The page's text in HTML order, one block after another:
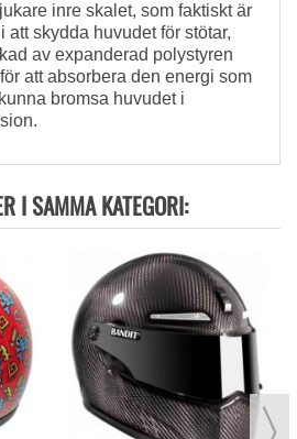
inre skalet, som faktiskt är
i att skydda huvudet för stötar,
av expanderad polystyren
att absorbera den energi som
bromsa huvudet i
I SAMMA KATEGORI: